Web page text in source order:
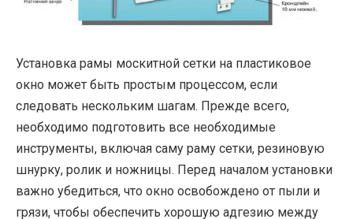
Установка рамы москитной сетки на пластиковое
окно может быть простым процессом, если
следовать нескольким шагам. Прежде всего,
необходимо подготовить все необходимые
инструменты, включая саму раму сетки, резиновую
шнурку, ролик и ножницы. Перед началом установки
важно убедиться, что окно освобождено от пыли и
грязи, чтобы обеспечить хорошую адгезию между